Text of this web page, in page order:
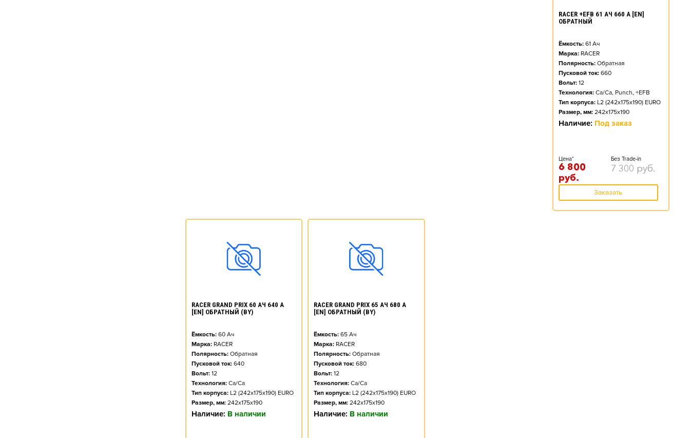
RACER +EFB 61 АЧ 660 А [EN]
ОБРАТНЫЙ
Ёмкость: 61Ач
Марка: RACER
Полярность: Обратная
Пусковой ток: 660
Вольт: 12
Технология: Ca/Ca, Punch, +EFB
Тип корпуса: L2 (242x175x190) EURO
Размер, мм: 242x175x190
Наличие: Под заказ
Цена*
6 800
руб.
Без Trade-in
7 300 руб.
Заказать
RACER GRAND PRIX 60 АЧ 640 А
[EN] ОБРАТНЫЙ (BY)
Ёмкость: 60 Ач
Марка: RACER
Полярность: Обратная
Пусковой ток: 640
Вольт: 12
Технология: Ca/Ca
Тип корпуса: L2 (242x175x190) EURO
Размер, мм: 242x175x190
Наличие: В наличии
RACER GRAND PRIX 65 АЧ 680 А
[EN] ОБРАТНЫЙ (BY)
Ёмкость: 65 Ач
Марка: RACER
Полярность: Обратная
Пусковой ток: 680
Вольт: 12
Технология: Ca/Ca
Тип корпуса: L2 (242x175x190) EURO
Размер, мм: 242x175x190
Наличие: В наличии